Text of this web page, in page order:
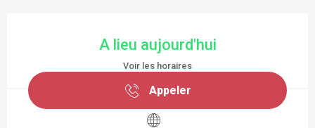
A lieu aujourd'hui
Voir les horaires
Appeler